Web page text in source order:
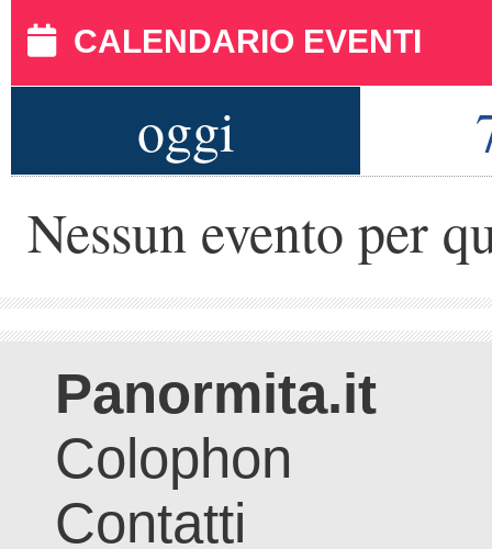
CALENDARIO EVENTI
oggi
Nessun evento per
Panormita.it
Colophon
Contatti